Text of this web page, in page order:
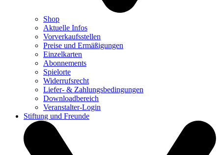
Shop
Aktuelle Infos
Vorverkaufsstellen
Preise und Ermäßigungen
Einzelkarten
Abonnements
Spielorte
Widerrufsrecht
Liefer- & Zahlungsbedingungen
Downloadbereich
Veranstalter-Login
Stiftung und Freunde